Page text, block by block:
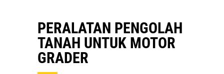
PERALATAN PENGOLAH
TANAH UNTUK MOTOR
GRADER